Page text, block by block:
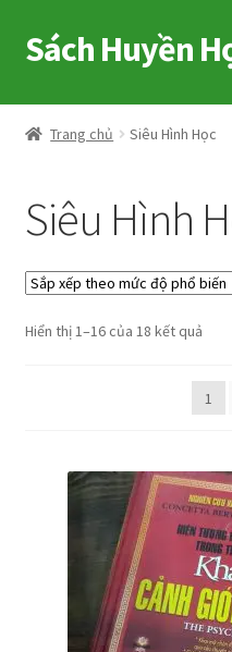
Đi
đến
hướng
Chuyển
đến
dung
Sách Huyền
Home
Shop
Voucher
Hướng Dẫn
Trang chủ Siêu Hình Học
Siêu Hình
Hiển thị 1–16 của 18 kết quảĐã
xếp
theo
phổ
biến
1